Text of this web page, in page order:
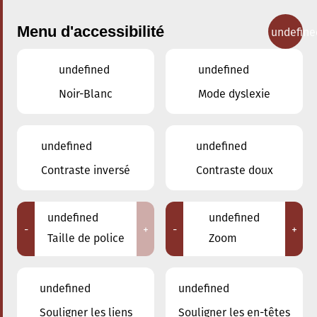
Concerts
Adresse
Menu d'accessibilité
undefined
Noir-Blanc
undefined
Mode dyslexie
undefined
Contraste inversé
undefined
Contraste doux
-
undefined
Taille de police
+ -
undefined
Zoom
+
undefined
Souligner les liens
undefined
Souligner les en-têtes